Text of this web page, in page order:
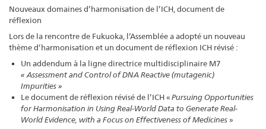
Nouveaux domaines d’harmonisation de l’ICH, document de
réflexion
Lors de la rencontre de Fukuoka, l’Assemblée a adopté un nouveau
thème d’harmonisation et un document de réflexion ICH révisé :
Un addendum à la ligne directrice multidisciplinaire M7
« Assessment and Control of DNA Reactive (mutagenic)
Impurities »
Le document de réflexion révisé de l’ICH «Pursuing Opportunities
for Harmonisation in Using Real-World Data to Generate Real-
World Evidence, with a Focus on Effectiveness of Medicines »